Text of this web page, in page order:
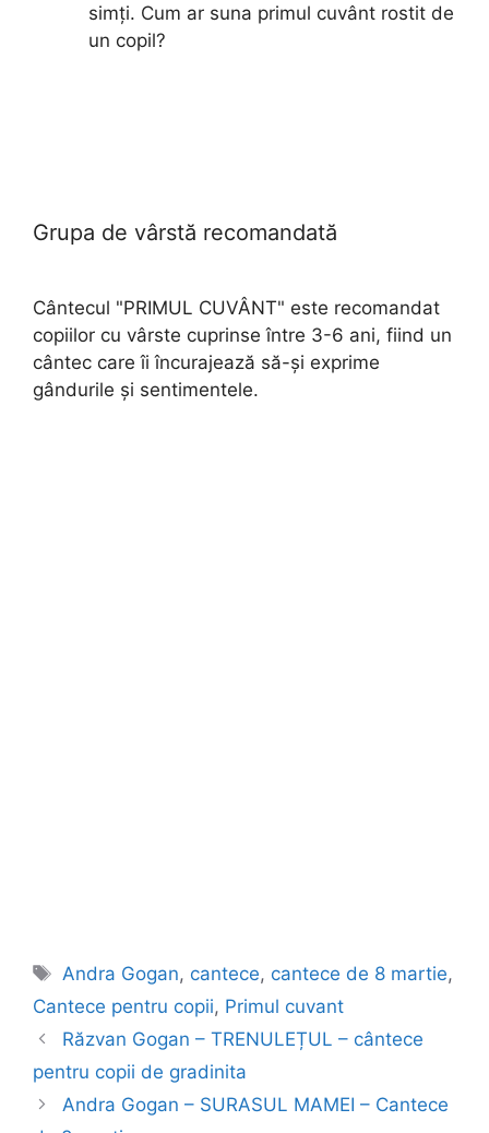
simți. Cum ar suna primul cuvânt rostit de
un copil?
Grupa de vârstă recomandată
Cântecul "PRIMUL CUVÂNT" este recomandat
copiilor cu vârste cuprinse între 3-6 ani, fiind un
cântec care îi încurajează să-și exprime
gândurile și sentimentele.
Etichete
Andra Gogan, cantece, cantece de 8 martie,
Cantece pentru copii, Primul cuvant
Răzvan Gogan – TRENULEȚUL – cântece
pentru copii de gradinita
Andra Gogan – SURASUL MAMEI – Cantece